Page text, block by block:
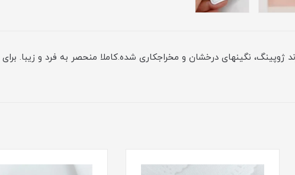
ژوپینگ، نگینهای درخشان و مخراجکاری شده.کاملا منحصر به فرد و زیبا.